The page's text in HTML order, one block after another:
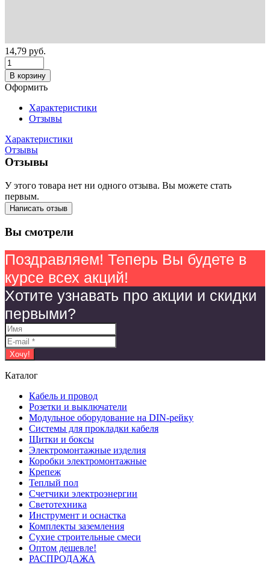
14,79 руб.
В корзину
Оформить
Характеристики
Отзывы
Характеристики
Отзывы
Отзывы
У этого товара нет ни одного отзыва. Вы можете стать
первым.
Написать отзыв
Вы смотрели
Поздравляем! Теперь Вы будете в
курсе всех акций!
Хотите узнавать про акции и скидки
первыми?
Каталог
Кабель и провод
Розетки и выключатели
Модульное оборудование на DIN-рейку
Системы для прокладки кабеля
Щитки и боксы
Электромонтажные изделия
Коробки электромонтажные
Крепеж
Теплый пол
Счетчики электроэнергии
Светотехника
Инструмент и оснастка
Комплекты заземления
Сухие строительные смеси
Оптом дешевле!
РАСПРОДАЖА